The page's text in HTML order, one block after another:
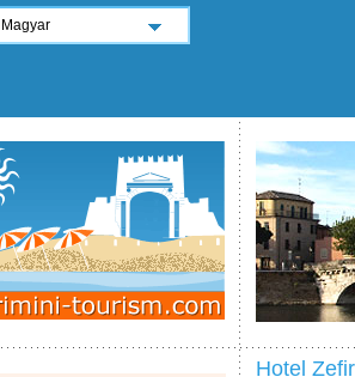
Hotel
Magyar